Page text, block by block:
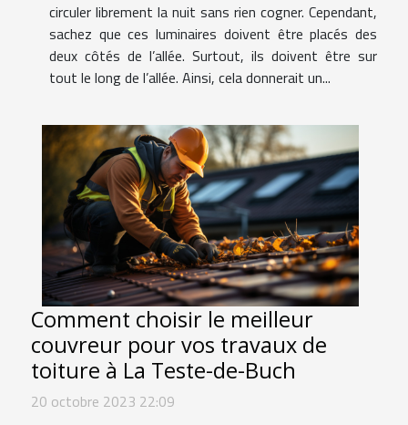
circuler librement la nuit sans rien cogner. Cependant,
sachez que ces luminaires doivent être placés des
deux côtés de l’allée. Surtout, ils doivent être sur
tout le long de l’allée. Ainsi, cela donnerait un...
Comment choisir le meilleur
couvreur pour vos travaux de
toiture à La Teste-de-Buch
20 octobre 2023 22:09